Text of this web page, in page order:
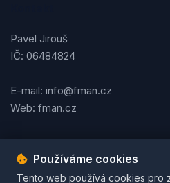
Pavel Jirouš
IČ: 06484824
E-mail: info@fman.cz
Web: fman.cz
Podmínky použitíOchrana
Používáme cookies
Tento web používá cookies pro